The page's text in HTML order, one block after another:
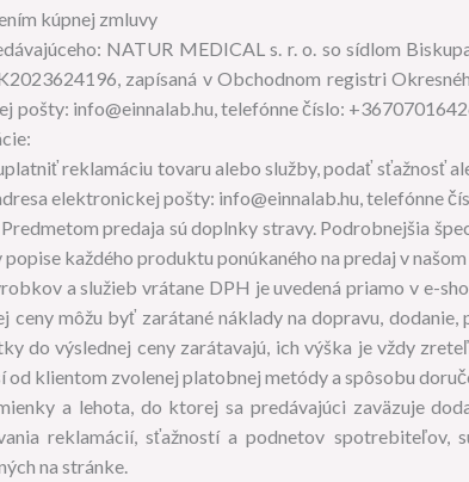
kúpnej zmluvy
NATUR MEDICAL s. r. o. so sídlom
zapísaná v Obchodnom registri
pošty: info@einnalab.hu, telefónne číslo:
reklamáciu tovaru alebo služby, podať sťažnosť
elektronickej pošty: info@einnalab.hu, telefónne
predaja sú doplnky stravy. Podrobnejšia
každého produktu ponúkaného na predaj v
a služieb vrátane DPH je uvedená priamo v e-
môžu byť zarátané náklady na dopravu,
do výslednej ceny zarátavajú, ich výška je vždy
od klientom zvolenej platobnej metódy a spôsobu
a lehota, do ktorej sa predávajúci zaväzuje
reklamácií, sťažností a podnetov spotrebiteľov,
na stránke.